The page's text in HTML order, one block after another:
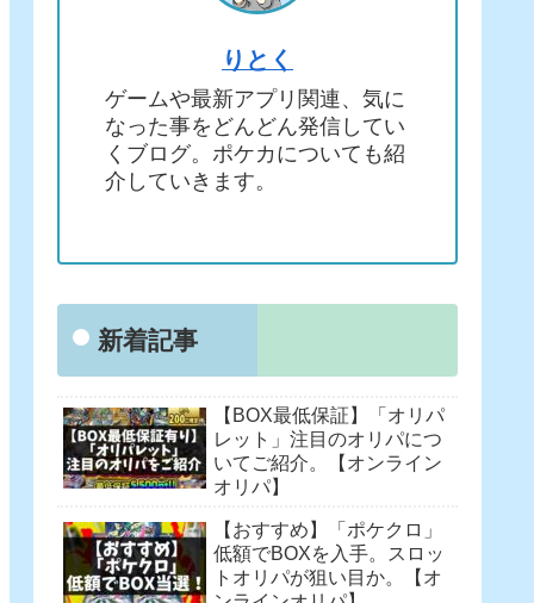
りとく
ゲームや最新アプリ関連、気に
なった事をどんどん発信してい
くブログ。ポケカについても紹
介していきます。
新着記事
【BOX最低保証】「オリパ
レット」注目のオリパにつ
いてご紹介。【オンライン
オリパ】
【おすすめ】「ポケクロ」
低額でBOXを入手。スロッ
トオリパが狙い目か。【オ